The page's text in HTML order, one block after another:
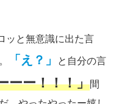
ッと無意識に出た言
「え？」 と自分の言
ーー！！！」間